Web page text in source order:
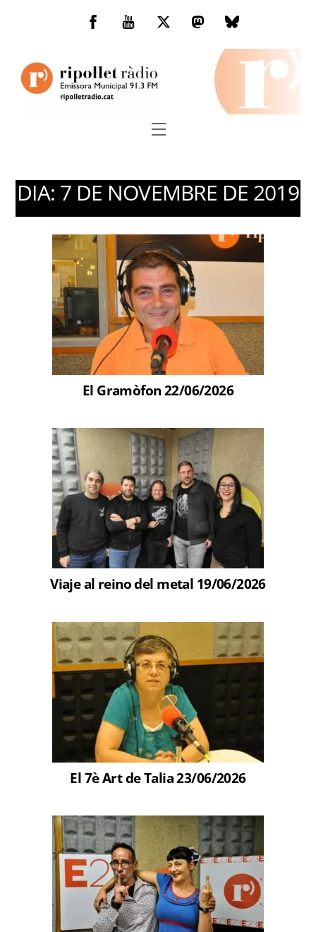
Facebook
You
TwitterMastodonBluesky
Menu
DIA: 7 DE NOVEMBRE DE 2019
El Gramòfon 22/06/2026
Viaje al reino del metal 19/06/2026
El 7è Art de Talia 23/06/2026